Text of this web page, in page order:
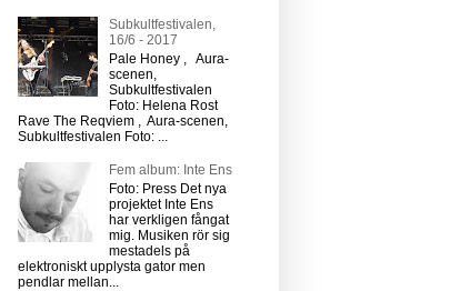
Subkultfestivalen,
16/6 - 2017
Pale Honey , Aura-
scenen,
Subkultfestivalen
Foto: Helena Rost
Rave The Reqviem , Aura-scenen,
Subkultfestivalen Foto: ...
Fem album: Inte Ens
Foto: Press Det nya
projektet Inte Ens
har verkligen fångat
mig. Musiken rör sig
mestadels på
elektroniskt upplysta gator men
pendlar mellan...